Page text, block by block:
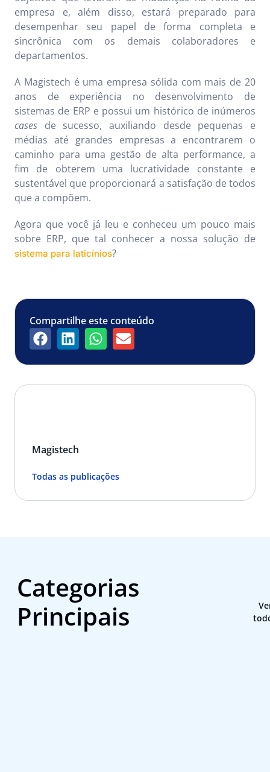
empresa e, além disso, estará preparado para
desempenhar seu papel de forma completa e
sincrônica com os demais colaboradores e
departamentos.
A Magistech é uma empresa sólida com mais de 20
anos de experiência no desenvolvimento de
sistemas de ERP e possui um histórico de inúmeros
cases de sucesso, auxiliando desde pequenas e
médias até grandes empresas a encontrarem o
caminho para uma gestão de alta performance, a
fim de obterem uma lucratividade constante e
sustentável que proporcionará a satisfação de todos
que a compõem.
Agora que você já leu e conheceu um pouco mais
sobre ERP, que tal conhecer a nossa solução de
sistema para laticínios?
Compartilhe este conteúdo
Magistech
Todas as publicações
Categorias
Principais